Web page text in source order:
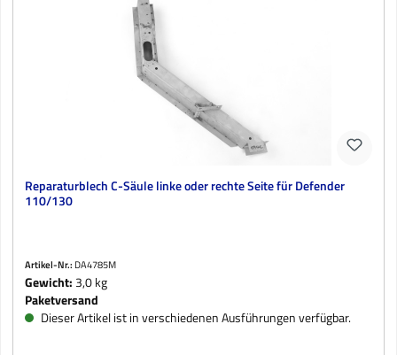
Reparaturblech C-Säule linke oder rechte Seite für Defender
110/130
Artikel-Nr.: DA4785M
Gewicht: 3,0 kg
Paketversand
Dieser Artikel ist in verschiedenen Ausführungen verfügbar.